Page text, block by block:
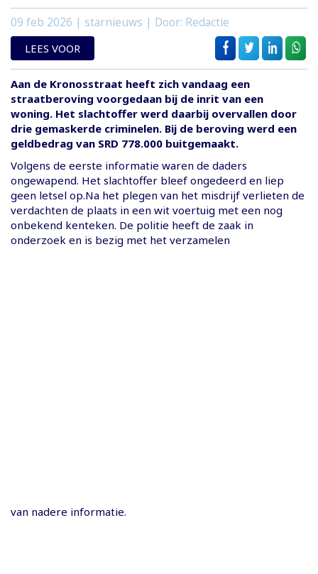
09 feb 2026 | starnieuws | Door: Redactie
LEES VOOR
Aan de Kronosstraat heeft zich vandaag een
straatberoving voorgedaan bij de inrit van een
woning. Het slachtoffer werd daarbij overvallen door
drie gemaskerde criminelen. Bij de beroving werd een
geldbedrag van SRD 778.000 buitgemaakt.
Volgens de eerste informatie waren de daders
ongewapend. Het slachtoffer bleef ongedeerd en liep
geen letsel op.Na het plegen van het misdrijf verlieten de
verdachten de plaats in een wit voertuig met een nog
onbekend kenteken. De politie heeft de zaak in
onderzoek en is bezig met het verzamelen
van nadere informatie.